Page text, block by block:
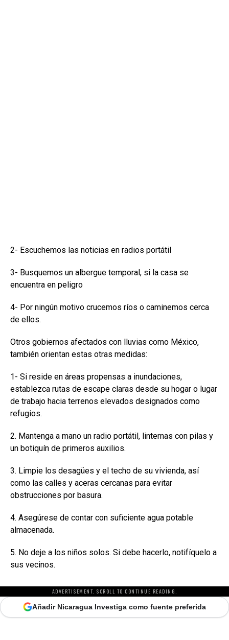
2- Escuchemos las noticias en radios portátil
3- Busquemos un albergue temporal, si la casa se
encuentra en peligro
4- Por ningún motivo crucemos ríos o caminemos cerca
de ellos.
Otros gobiernos afectados con lluvias como México,
también orientan estas otras medidas:
1- Si reside en áreas propensas a inundaciones,
establezca rutas de escape claras desde su hogar o lugar
de trabajo hacia terrenos elevados designados como
refugios.
2. Mantenga a mano un radio portátil, linternas con pilas y
un botiquín de primeros auxilios.
3. Limpie los desagües y el techo de su vivienda, así
como las calles y aceras cercanas para evitar
obstrucciones por basura.
4. Asegúrese de contar con suficiente agua potable
almacenada.
5. No deje a los niños solos. Si debe hacerlo, notifíquelo a
sus vecinos.
ADVERTISEMENT. SCROLL TO CONTINUE READING.
Añadir Nicaragua Investiga como fuente preferida